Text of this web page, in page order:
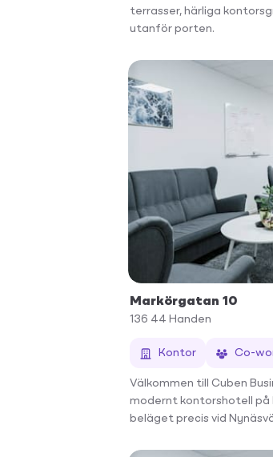
terrasser, härliga
utanför porten.
Markörgatan 10
136 44 Handen
Kontor Co-
Välkommen till Cuben
modernt kontorshotell på
beläget precis vid